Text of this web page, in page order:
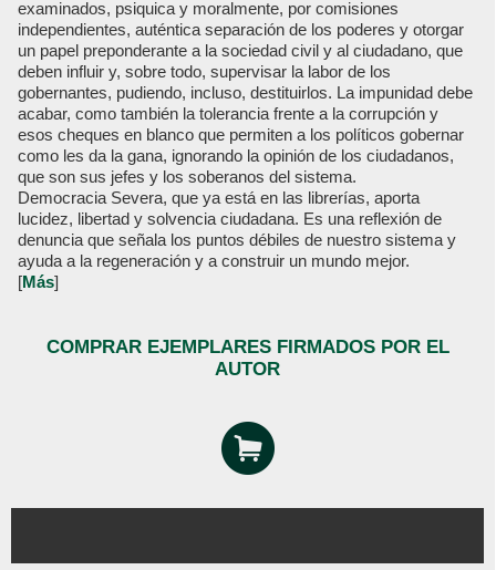
examinados, psiquica y moralmente, por comisiones
independientes, auténtica separación de los poderes y otorgar
un papel preponderante a la sociedad civil y al ciudadano, que
deben influir y, sobre todo, supervisar la labor de los
gobernantes, pudiendo, incluso, destituirlos. La impunidad debe
acabar, como también la tolerancia frente a la corrupción y
esos cheques en blanco que permiten a los políticos gobernar
como les da la gana, ignorando la opinión de los ciudadanos,
que son sus jefes y los soberanos del sistema.
Democracia Severa, que ya está en las librerías, aporta
lucidez, libertad y solvencia ciudadana. Es una reflexión de
denuncia que señala los puntos débiles de nuestro sistema y
ayuda a la regeneración y a construir un mundo mejor.
[Más]
COMPRAR EJEMPLARES FIRMADOS POR EL
AUTOR